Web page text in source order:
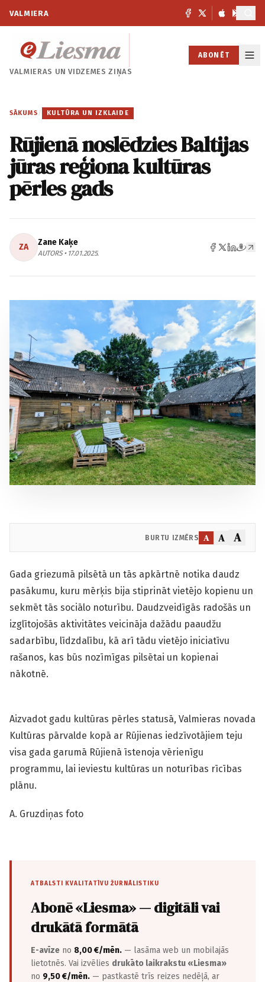
VALMIERA
VALMIERAS UNVIDZEMES ZIŅAS
ABONĒT
SĀKUMS / KULTŪRA UN IZKLAIDE
Rūjienā noslēdzies Baltijas
jūras reģiona kultūras
pērles gads
ZA Zane Kaķe
AUTORS • 17.01.2025.
BURTU IZMĒRS A A A
Gada griezumā pilsētā un tās apkārtnē notika daudz
pasākumu, kuru mērķis bija stiprināt vietējo kopienu un
sekmēt tās sociālo noturību. Daudzveidīgās radošās un
izglītojošās aktivitātes veicināja dažādu paaudžu
sadarbību, līdzdalību, kā arī tādu vietējo iniciatīvu
rašanos, kas būs nozīmīgas pilsētai un kopienai
nākotnē.
Aizvadot gadu kultūras pērles statusā, Valmieras novada
Kultūras pārvalde kopā ar Rūjienas iedzīvotājiem teju
visa gada garumā Rūjienā īstenoja vērienīgu
programmu, lai ieviestu kultūras un noturības rīcības
plānu.
A. Gruzdiņas foto
ATBALSTI KVALITATĪVU ŽURNĀLISTIKU
Abonē «Liesma» — digitāli vai
drukātā formātā
E-avīze no 8,00 €/mēn. — lasāma web un mobilajās
lietotnēs. Vai izvēlies drukāto laikrakstu «Liesma»
no 9,50 €/mēn. — pastkastē trīs reizes nedēļā, ar